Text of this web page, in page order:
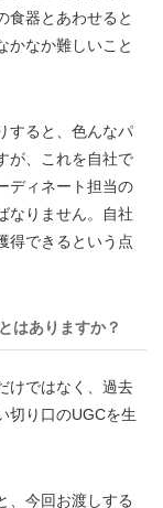
食器とあわせると
かなか難しいこと
すると、色んなパ
が、これを自社で
ディネート担当の
なりません。自社
得できるという点
はありますか？
けではなく、過去
切り口のUGCを生
、今回お渡しする